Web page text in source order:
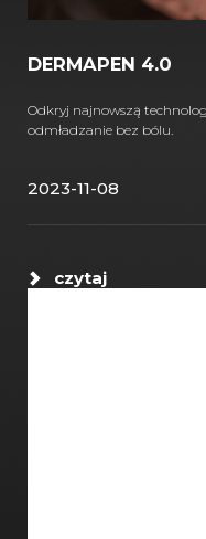
DERMAPEN 4.0
Odkryj najnowszą
odmładzanie bez bólu.
2023-11-08
czytaj